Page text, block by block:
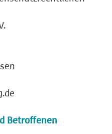
Betroffenen